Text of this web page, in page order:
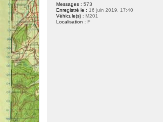
Messages : 573
Enregistré le : 16 juin 2019, 17:40
Véhicule(s) : M201
Localisation : F